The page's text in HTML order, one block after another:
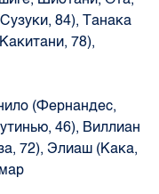
84), Танака
78),
(Фернандес,
46), Виллиан
72), Элиаш (Кака,